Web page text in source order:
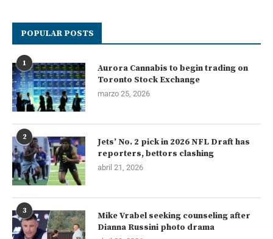
POPULAR POSTS
1
Aurora Cannabis to begin trading on
Toronto Stock Exchange
marzo 25, 2026
2
Jets’ No. 2 pick in 2026 NFL Draft has
reporters, bettors clashing
abril 21, 2026
3
Mike Vrabel seeking counseling after
Dianna Russini photo drama